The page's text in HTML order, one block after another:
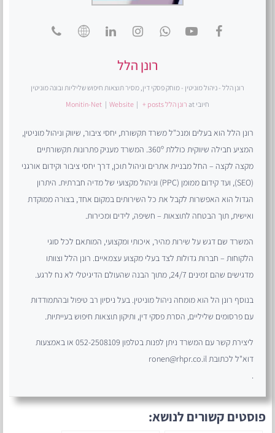
רונן הלל
רונן הלל - ניהול מוניטין - מוחק פסקי דין, מסיר תוצאות חיפוש שליליות ובונה מוניטין
חיובי at רונן הלל Monitin-Net | Website + posts
רונן הלל הוא בעלים ומנכ"ל משרד תקשורת, יחסי ציבור, שיווק וניהול מוניטין,
המציע חבילה שיווקית כוללת 360º. המשרד מעניק פתרונות תקשורתיים
מקצה לקצה – החל מבניית אתרים וניהול תוכן, דרך יחסי ציבור וקידום אורגני
(SEO), ועד קידום ממומן (PPC) וניהול מקצועי של מדיה חברתית. היתרון
הגדול הוא האפשרות לקבל את כל השירותים במקום אחד, בצורה ממוקדת
ואישית, תוך הבטחה לתוצאות – חשיפה, לידים ומכירות.
המשרד שם דגש על שירות מהיר, איכותי ומקצועי, המותאם לכל סוגי
הלקוחות – חברות גדולות לצד בעלי מקצוע עצמאיים. רונן הלל וצוותו
מדגישים שהם זמינים 24/7, מתוך הבנה שהעולם הדיגיטלי לא נח לרגע.
בנוסף רונן הל הוא מומחה ניהול מוניטין. בעל ניסיון רב טיפול ובהתמודדות
עם פרסומים שליליים, הסרת פסקי דין, ותיקון תוצאות חיפוש בעייתיות.
ליצירת קשר עם המשרד ניתן לפנות בטלפון 052-2508109 או באמצעות
דוא"ל לכתובת ronen@rhpr.co.il
פוסטים קשורים לנושא: